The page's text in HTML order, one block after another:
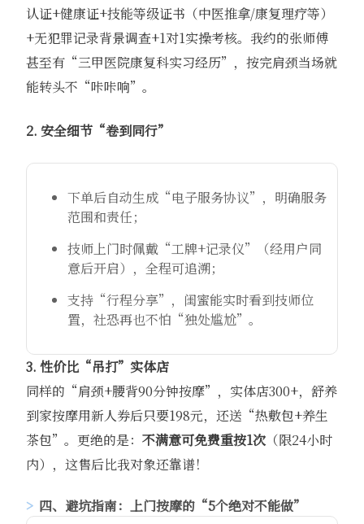
认证+健康证+技能等级证书（中医推拿/康复理疗等）
+无犯罪记录背景调查+1对1实操考核。我约的张师傅
甚至有“三甲医院康复科实习经历”，按完肩颈当场就
能转头不“咔咔响”。
2. 安全细节“卷到同行”
下单后自动生成“电子服务协议”，明确服务
范围和责任；
技师上门时佩戴“工牌+记录仪”（经用户同
意后开启），全程可追溯；
支持“行程分享”，闺蜜能实时看到技师位
置，社恐再也不怕“独处尴尬”。
3. 性价比“吊打”实体店
同样的“肩颈+腰背90分钟按摩”，实体店300+，舒养
到家按摩用新人券后只要198元，还送“热敷包+养生
茶包”。更绝的是： 不满意可免费重按1次（限24小时
内），这售后比我对象还靠谱！
四、避坑指南：上门按摩的“5个绝对不能做”